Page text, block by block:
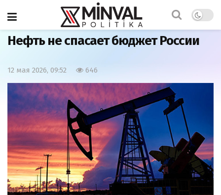
Главная Экономика
Нефть не спасает бюджет России
12 мая 2026, 09:52 646